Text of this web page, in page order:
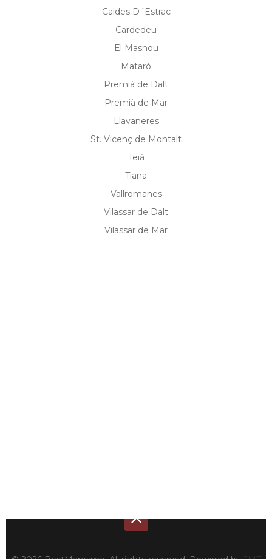
Caldes D´Estrac
Cardedeu
El Masnou
Mataró
Premià de Dalt
Premià de Mar
Llavaneres
St. Vicenç de Montalt
Teià
Tiana
Vallromanes
Vilassar de Dalt
Vilassar de Mar